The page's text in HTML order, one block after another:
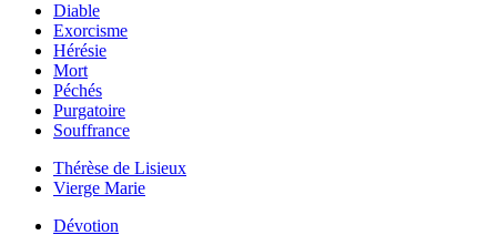
Diable
Exorcisme
Hérésie
Mort
Péchés
Purgatoire
Souffrance
Thérèse de Lisieux
Vierge Marie
Dévotion